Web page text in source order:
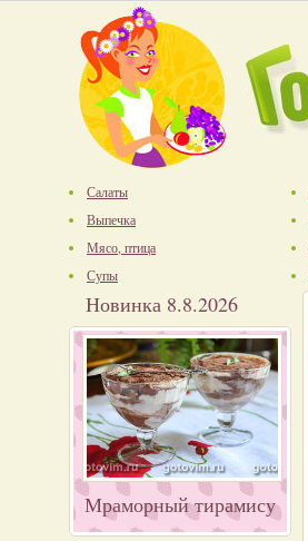
Салаты
Выпечка
Мясо, птица
Супы
Новинка 8.8.2026
Мраморный тирамису